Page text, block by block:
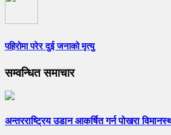
पहिरोमा परेर दुई जनाको मृत्यु
सम्वन्धित समाचार
अन्तरराष्ट्रिय उडान आकर्षित गर्न पोखरा